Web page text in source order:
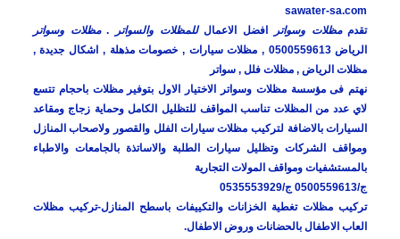
sawater-sa.com
تقدممظلات وسواتر افضل الاعمالللمظلات والسواتر .مظلات وسواتر
الرياض 0500559613 , مظلات سيارات , خصومات مذهلة , اشكال جديدة ,
مظلات الرياض , مظلات فلل , سواتر
نهتم فى مؤسسة مظلات وسواتر الاختيار الاول بتوفير مظلات باحجام تتسع
لاي عدد من المظلات تناسب المواقف للتظليل الكامل وحماية زجاج ومقاعد
السيارات بالاضافة لتركيب مظلات سيارات الفلل والقصور ولاصحاب المنازل
ومواقف الشركات وتظليل سيارات الطلبة والاساتذة بالجامعات والاطباء
بالمستشفيات ومواقف المولات التجارية
ج/0500559613 ج/0535553929
تركيب مظلات تغطية الخزانات والتكييفات باسطح المنازل-تركيب مظلات
العاب الاطفال بالحضانات وروض الاطفال.